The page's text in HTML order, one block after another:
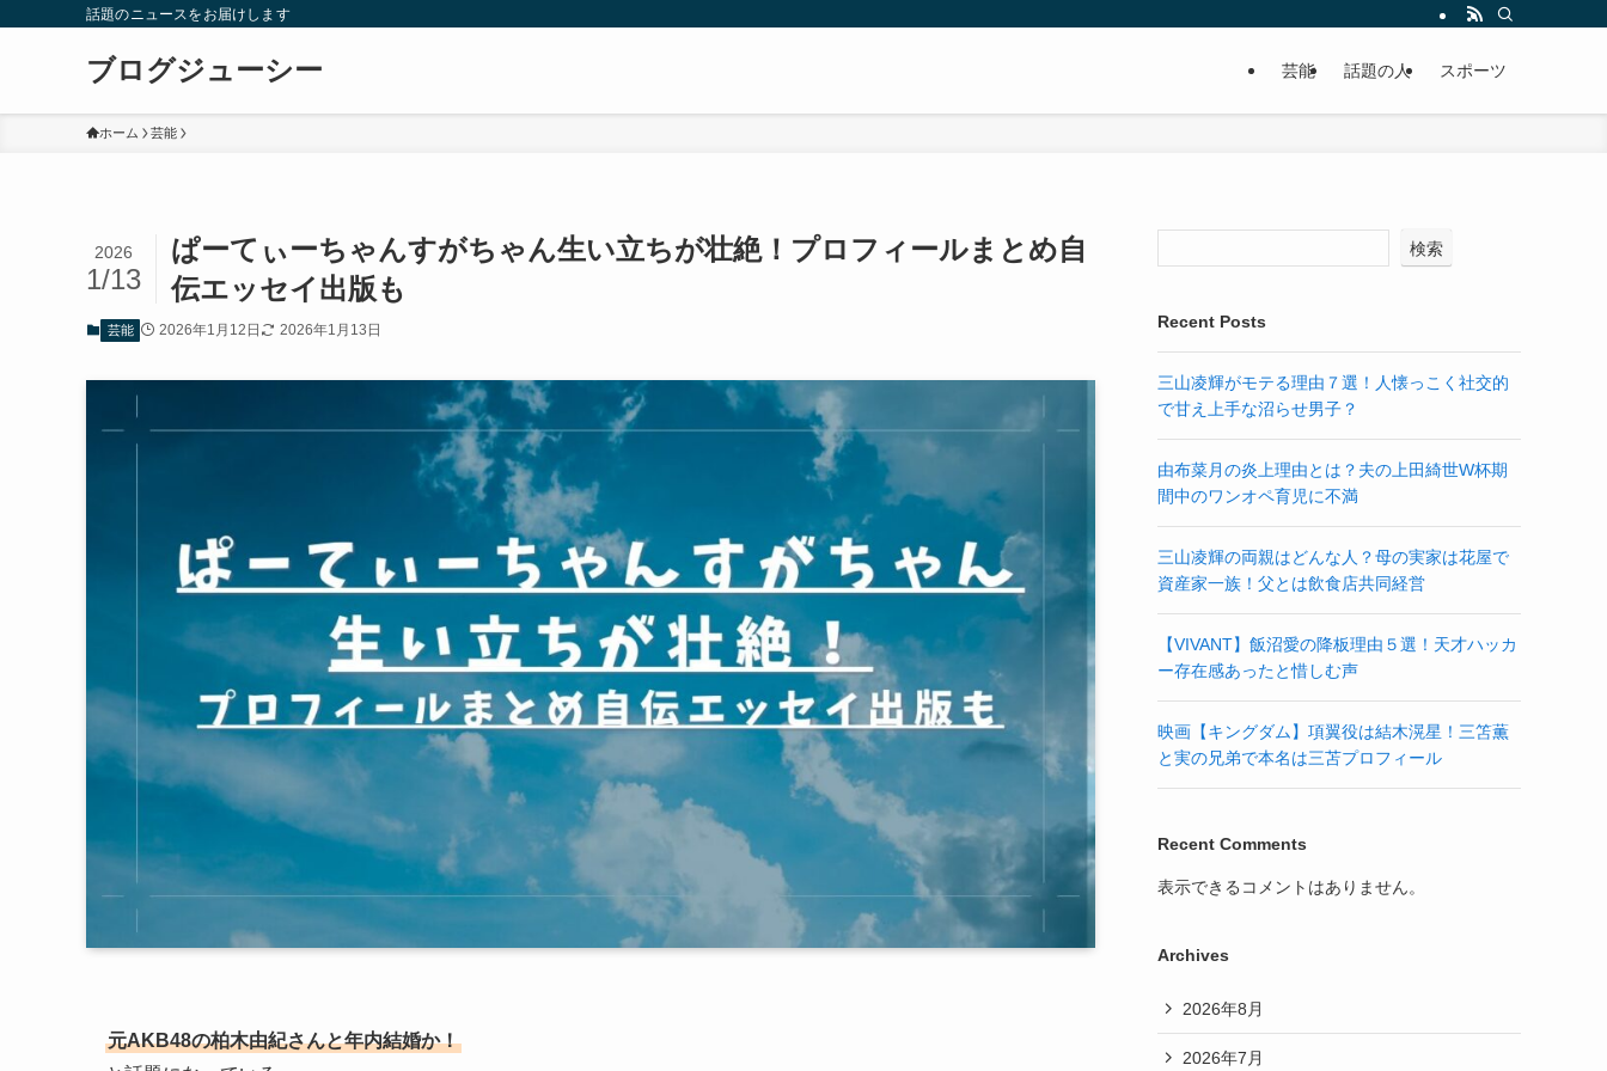
話題のニュースをお届けします
ブログジューシー 芸能 話題の人 スポーツ
ホーム 芸能
ぱーてぃーちゃんすがちゃん生い立ちが壮絶！プロフィールまとめ自
伝エッセイ出版も
2026
1/13
芸能 2026年1月12日 2026年1月13日
元AKB48の柏木由紀さんと年内結婚か！
検索
Recent Posts
三山凌輝がモテる理由７選！人懐っこく社交的
で甘え上手な沼らせ男子？
由布菜月の炎上理由とは？夫の上田綺世W杯期
間中のワンオペ育児に不満
三山凌輝の両親はどんな人？母の実家は花屋で
資産家一族！父とは飲食店共同経営
【VIVANT】飯沼愛の降板理由５選！天才ハッカ
ー存在感あったと惜しむ声
映画【キングダム】項翼役は結木滉星！三笘薫
と実の兄弟で本名は三苫プロフィール
Recent Comments
表示できるコメントはありません。
Archives
2026年8月
2026年7月